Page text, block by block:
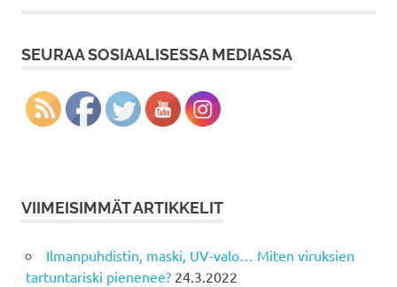
SEURAA SOSIAALISESSA MEDIASSA
VIIMEISIMMÄT ARTIKKELIT
Ilmanpuhdistin, maski, UV-valo… Miten viruksien
tartuntariski pienenee? 24.3.2022